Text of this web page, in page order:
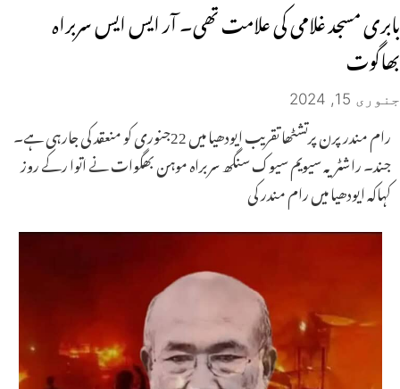
بابری مسجد غلامی کی علامت تھی۔ آر ایس ایس سربراہ
بھاگوت
جنوری 15, 2024
رام مندر پرن پرتشٹھا تقریب ایودھیا میں 22جنوری کو منعقد کی جارہی ہے۔
جند۔ راشٹریہ سیویم سیوک سنگھ سربراہ موہن بھگوات نے اتوا رکے روز
کہاکہ ایودھیا میں رام مندر کی